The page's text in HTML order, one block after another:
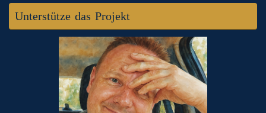
Unterstütze das Projekt